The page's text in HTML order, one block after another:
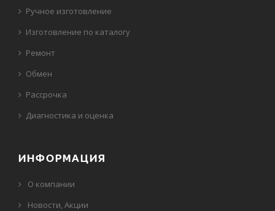
Ручное изготовление
Изготовление по каталогу
Ремонт
Обмен
Рассрочка
Диагностика и оценка
ИНФОРМАЦИЯ
О компании
Новости, Акции